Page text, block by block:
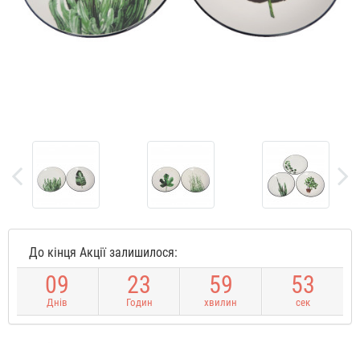
До кінця Акції залишилося:
09
Днів
23
Годин
59
хвилин
53
сек